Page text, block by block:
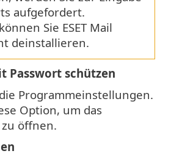
aufgefordert.
Sie ESET Mail
deinstallieren.
Passwort schützen
Programmeinstellungen.
Option, um das
zu öffnen.